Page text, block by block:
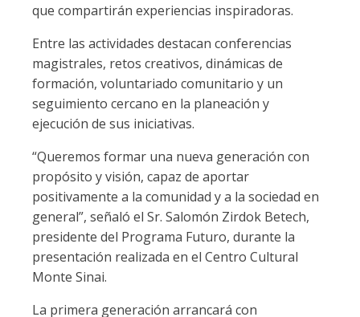
que compartirán experiencias inspiradoras.
Entre las actividades destacan conferencias
magistrales, retos creativos, dinámicas de
formación, voluntariado comunitario y un
seguimiento cercano en la planeación y
ejecución de sus iniciativas.
“Queremos formar una nueva generación con
propósito y visión, capaz de aportar
positivamente a la comunidad y a la sociedad en
general”, señaló el Sr. Salomón Zirdok Betech,
presidente del Programa Futuro, durante la
presentación realizada en el Centro Cultural
Monte Sinai.
La primera generación arrancará con